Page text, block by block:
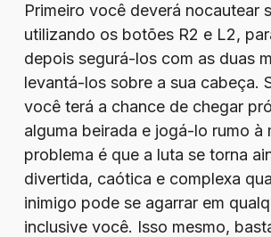
Primeiro você deverá nocautear
utilizando os botões R2 e L2,
depois segurá-los com as duas
levantá-los sobre a sua cabeça.
você terá a chance de chegar
alguma beirada e jogá-lo rumo à
problema é que a luta se torna
divertida, caótica e complexa
inimigo pode se agarrar em
inclusive você. Isso mesmo,